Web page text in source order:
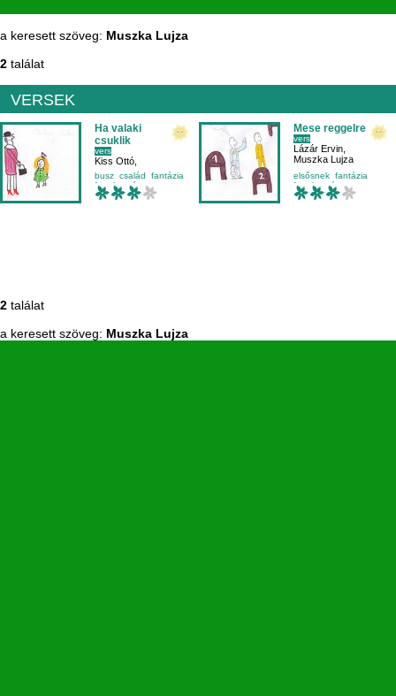
a keresett szöveg: Muszka Lujza
2 találat
VERSEK
Ha valaki
csuklik
vers
Kiss Ottó
Muszka Lujza
busz család
fantázia
fogalmazás
Mese reggelre
vers
Lázár Ervin
Muszka Lujza
elsősnek fantázia
fogalmazás
mese-vers
2 találat
a keresett szöveg: Muszka Lujza